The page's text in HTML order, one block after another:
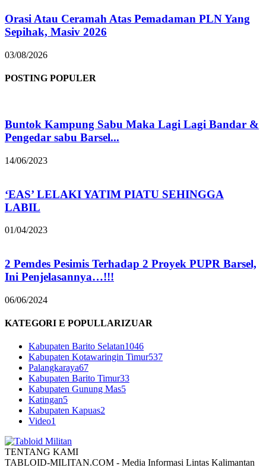
Orasi Atau Ceramah Atas Pemadaman PLN Yang
Sepihak, Masiv 2026
03/08/2026
POSTING POPULER
Buntok Kampung Sabu Maka Lagi Lagi Bandar &
Pengedar sabu Barsel...
14/06/2023
‘EAS’ LELAKI YATIM PIATU SEHINGGA
LABIL
01/04/2023
2 Pemdes Pesimis Terhadap 2 Proyek PUPR Barsel,
Ini Penjelasannya…!!!
06/06/2024
KATEGORI E POPULLARIZUAR
Kabupaten Barito Selatan1046
Kabupaten Kotawaringin Timur537
Palangkaraya67
Kabupaten Barito Timur33
Kabupaten Gunung Mas5
Katingan5
Kabupaten Kapuas2
Video1
TENTANG KAMI
TABLOID-MILITAN.COM - Media Informasi Lintas Kalimantan